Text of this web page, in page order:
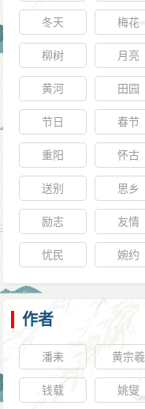
冬天 梅花
柳树 月亮
黄河 田园
节日 春节
重阳 怀古
送别 思乡
励志 友情
忧民 婉约
作者
潘耒 黄宗羲
钱载 姚燮